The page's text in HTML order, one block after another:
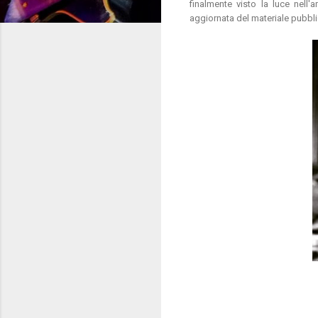
finalmente visto la luce
aggiornata del materiale